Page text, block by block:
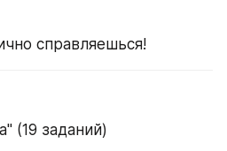
справляешься!
(19 заданий)